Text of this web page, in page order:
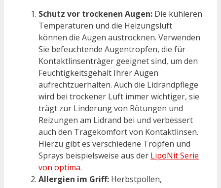
Schutz vor trockenen Augen: Die kühleren
Temperaturen und die Heizungsluft
können die Augen austrocknen. Verwenden
Sie befeuchtende Augentropfen, die für
Kontaktlinsenträger geeignet sind, um den
Feuchtigkeitsgehalt Ihrer Augen
aufrechtzuerhalten. Auch die Lidrandpflege
wird bei trockener Luft immer wichtiger, sie
trägt zur Linderung von Rötungen und
Reizungen am Lidrand bei und verbessert
auch den Tragekomfort von Kontaktlinsen.
Hierzu gibt es verschiedene Tropfen und
Sprays beispielsweise aus der LipoNit Serie
von optima.
Allergien im Griff: Herbstpollen,